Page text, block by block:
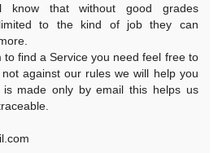
that without good grades
to the kind of job they can
to find a Service you need feel free to
against our rules we will help you
is made only by email this helps us